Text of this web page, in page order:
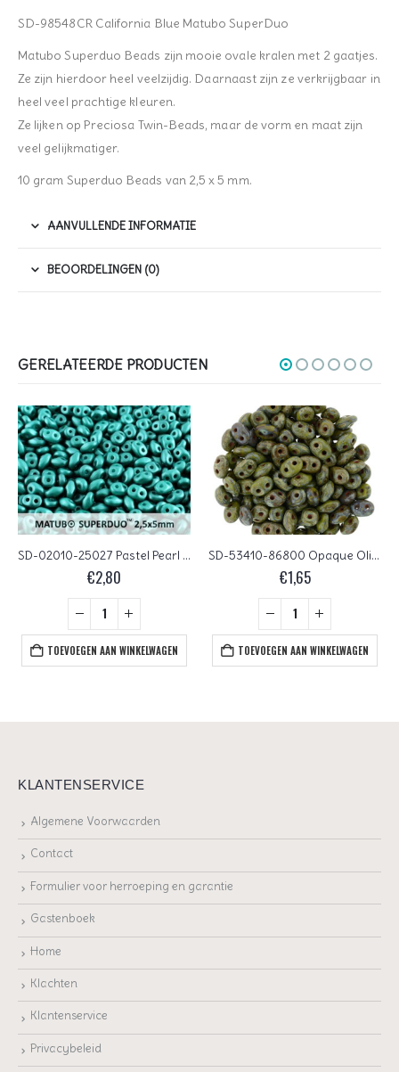
SD-98548CR California Blue Matubo SuperDuo
Matubo Superduo Beads zijn mooie ovale kralen met 2 gaatjes.
Ze zijn hierdoor heel veelzijdig. Daarnaast zijn ze verkrijgbaar in
heel veel prachtige kleuren.
Ze lijken op Preciosa Twin-Beads, maar de vorm en maat zijn
veel gelijkmatiger.
10 gram Superduo Beads van 2,5 x 5 mm.
AANVULLENDE INFORMATIE
BEOORDELINGEN (0)
GERELATEERDE PRODUCTEN
SD-02010-25027 Pastel Pearl Teal Matubo SuperDuo 10 gram
€2,80
TOEVOEGEN AAN WINKELWAGEN
SD-53410-86800 Opaque Olivine Picasso Matubo SuperDuo 10 gram
€1,65
TOEVOEGEN AAN WINKELWAGEN
KLANTENSERVICE
Algemene Voorwaarden
Contact
Formulier voor herroeping en garantie
Gastenboek
Home
Klachten
Klantenservice
Privacybeleid